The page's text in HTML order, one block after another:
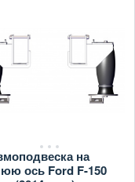
на
ось Ford F-150